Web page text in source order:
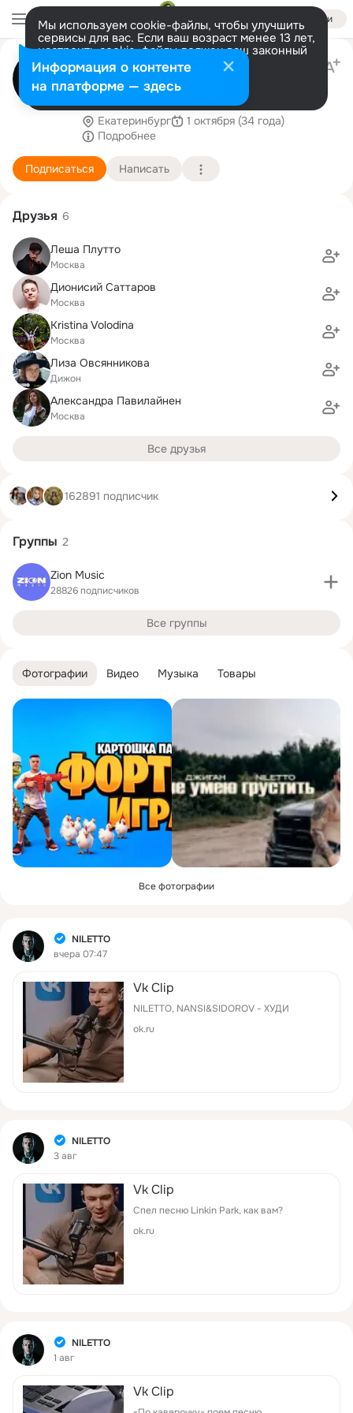
Войти
Мы используем cookie-файлы, чтобы улучшить
сервисы для вас. Если ваш возраст менее 13 лет,
настроить cookie-файлы должен ваш законный
представитель. Больше информации
Разрешить все Настроить
NILETTO
Концерты: +79251000800 Ирина (WhatsApp)
Реклама, PR: +79253760797 Дениc №
5346854511
Екатеринбург
1 октября (34 года)
Подробнее
Подписаться Написать
Фотографии Видео Музыка Товары
Все фотографии
Фид
NILETTO
вчера 07:47
Vk Clip
NILETTO, NANSI&SIDOROV - ХУДИ
ok.ru
Фид
NILETTO
3 авг
Vk Clip
Спел песню Linkin Park, как вам?
ok.ru
Фид
NILETTO
1 авг
Vk Clip
Друзья 6
Леша Плутто
Москва
Дионисий Саттаров
Москва
Kristina Volodina
Москва
Лиза Овсянникова
Дижон
Александра Павилайнен
Москва
Все друзья
162891 подписчик
Группы 2
Zion Music
28826 подписчиков
Все группы
Информация о контенте
на платформе — здесь